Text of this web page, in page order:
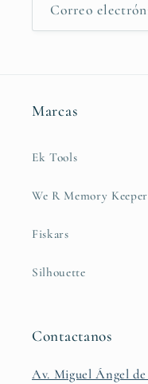
Correo
Marcas
Ek Tools
We R Memory
Fiskars
Silhouette
Contactanos
Av. Miguel Ángel